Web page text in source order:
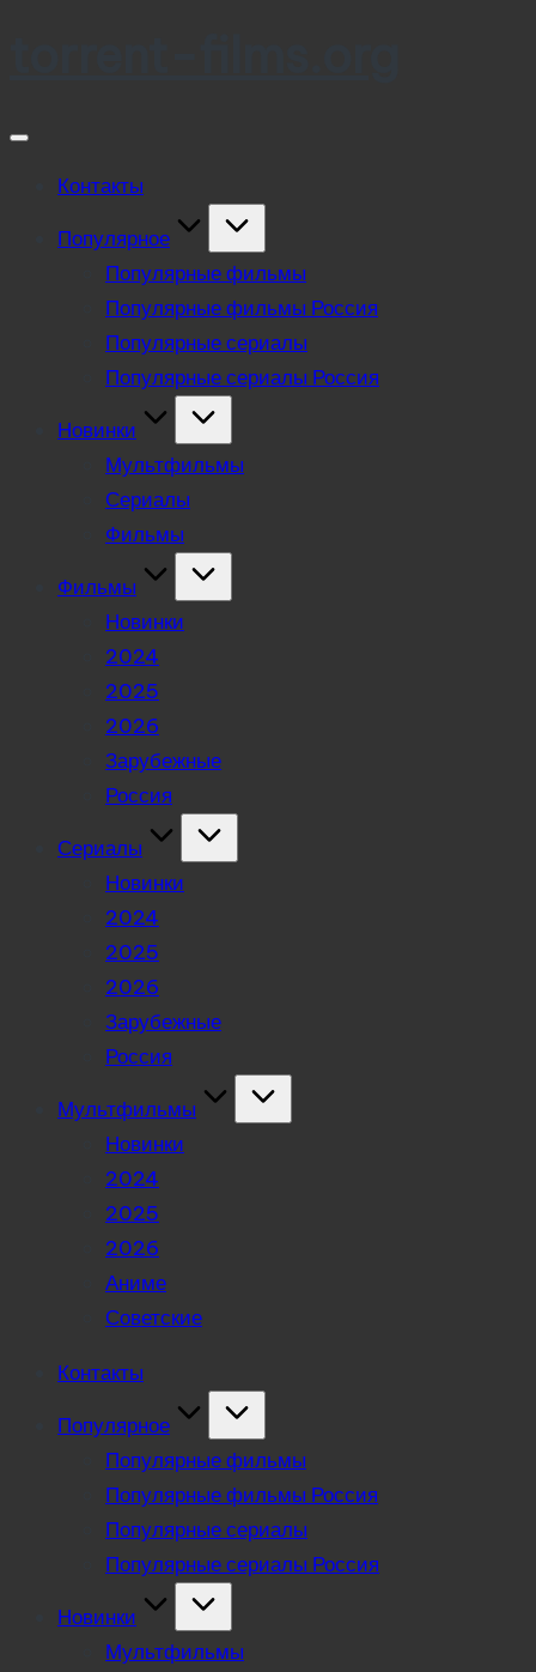
Контакты
Популярное
Популярные фильмы
Популярные фильмы Россия
Популярные сериалы
Популярные сериалы Россия
Новинки
Мультфильмы
Сериалы
Фильмы
Фильмы
Новинки
2024
2025
2026
Зарубежные
Россия
Сериалы
Новинки
2024
2025
2026
Зарубежные
Россия
Мультфильмы
Новинки
2024
2025
2026
Аниме
Советские
Контакты
Популярное
Популярные фильмы
Популярные фильмы Россия
Популярные сериалы
Популярные сериалы Россия
Новинки
Мультфильмы